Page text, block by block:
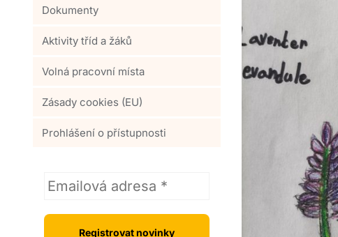
Dokumenty
Aktivity tříd a žáků
Volná pracovní místa
Zásady cookies (EU)
Prohlášení o přístupnosti